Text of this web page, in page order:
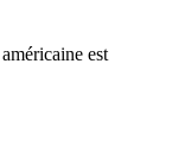
est